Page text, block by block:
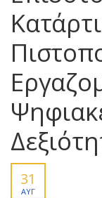
31
ΑΥΓ